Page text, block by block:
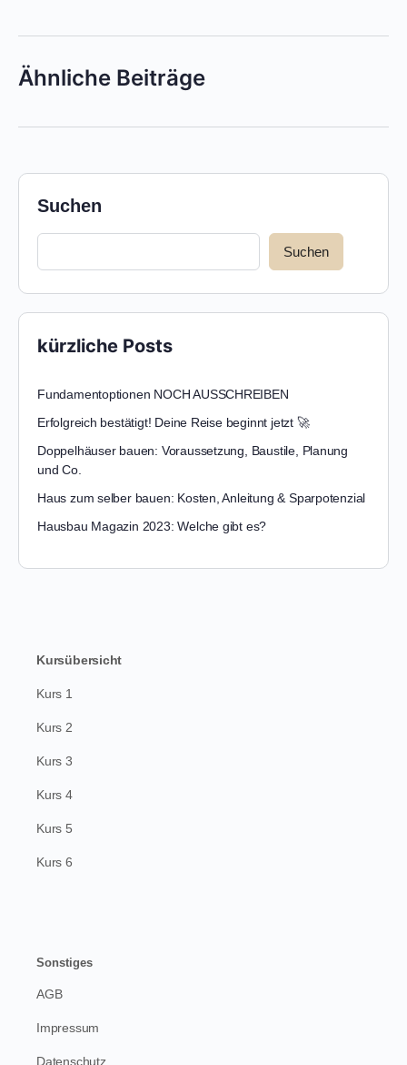
Ähnliche Beiträge
Suchen
Suchen
kürzliche Posts
Fundamentoptionen NOCH AUSSCHREIBEN
Erfolgreich bestätigt! Deine Reise beginnt jetzt 🚀
Doppelhäuser bauen: Voraussetzung, Baustile, Planung
und Co.
Haus zum selber bauen: Kosten, Anleitung & Sparpotenzial
Hausbau Magazin 2023: Welche gibt es?
Kursübersicht
Kurs 1
Kurs 2
Kurs 3
Kurs 4
Kurs 5
Kurs 6
Sonstiges
AGB
Impressum
Datenschutz